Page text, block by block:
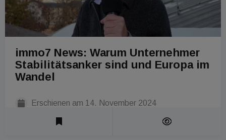
immo7 News: Warum Unternehmer
Stabilitätsanker sind und Europa im
Wandel
Erschienen am 14. November 2024